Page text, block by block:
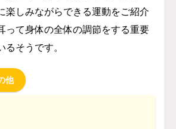
楽しみながらできる運動をご紹介
って身体の全体の調節をする重要
そうです。
他